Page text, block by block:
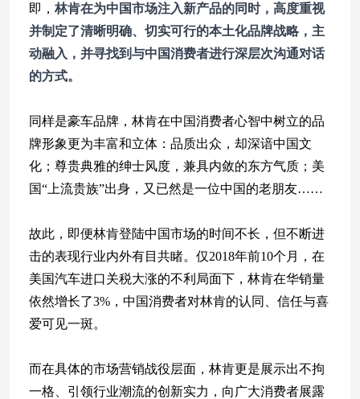
即， 林肯在为中国市场注入新产品的同时，高度重视
并制定了清晰明确、切实可行的本土化品牌战略，主
动融入，并寻找到与中国消费者进行深层次沟通对话
的方式。
同样是豪车品牌，林肯在中国消费者心智中树立的品
牌形象更为丰富和立体：品质出众，却深谙中国文
化；尊贵典雅的绅士风度，兼具内敛的东方气质；美
国“上流贵族”出身，又已然是一位中国的老朋友……
故此，即便林肯登陆中国市场的时间不长，但不断进
击的表现行业内外有目共睹。仅2018年前10个月，在
美国汽车进口关税大涨的不利局面下，林肯在华销量
依然增长了3%，中国消费者对林肯的认同、信任与喜
爱可见一斑。
而在具体的市场营销战役层面，林肯更是展示出不拘
一格、引领行业潮流的创新实力，向广大消费者展露